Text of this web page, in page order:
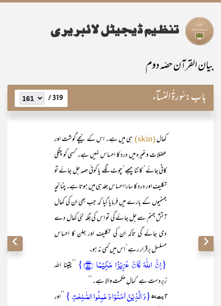
بیان القرآن حصّہ دوم
باب:سُورۃُ النسآء 319 /
کھال(skin)
ہی میں ہے۔ اس کے نیچے گوشت اور
عضلات وغیرہ میں درد کا احساس نہیں ہے۔ کسی کو چٹکی
کاٹی جائے‘ کانٹا چبھے‘ چوٹ لگے یا کوئی حصہ جل جائے تو
تکلیف اور درد کا سارا احساس ِجلد ہی میں ہوتا ہے۔ چنانچہ
جہنمیوں کے بارے میں فرمایا گیا کہ جب بھی ان کی کھال
آتش جہنم سے جل جائے گی تو اس کی جگہ نئی کھال دے
دی جائے گی تاکہ ان کی تکلیف اور جلن کا احساس
مسلسل برقرار رہے‘ اس میں کمی نہ ہو۔
{اِنَّ اللّٰہَ کَانَ عَزِیۡزًا حَکِیۡمًا ﴿۵۶﴾}
’’یقینا اللہ
زبردست ہے‘ کمالِ حکمت والا ہے۔‘‘
آیت۵۷ {وَ الَّذِیۡنَ اٰمَنُوۡا وَ عَمِلُوا الصّٰلِحٰتِ } ’’اور